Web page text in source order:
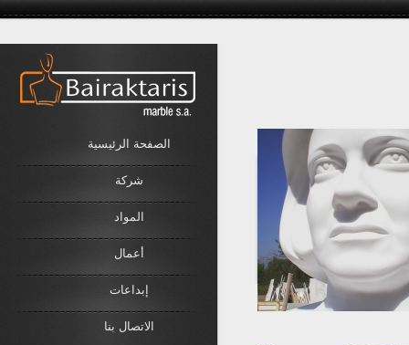
الصفحة الرئيسية
شركة
المواد
أعمال
إبداعات
الاتصال بنا